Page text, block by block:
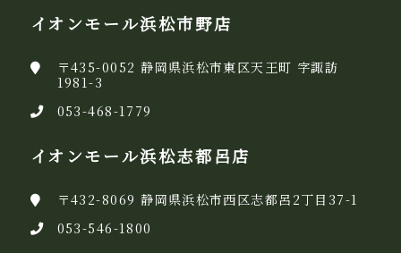
イオンモール浜松市野店
〒435-0052 静岡県浜松市東区天王町 字諏訪
1981-3
053-468-1779
イオンモール浜松志都呂店
〒432-8069 静岡県浜松市西区志都呂2丁目37-1
053-546-1800